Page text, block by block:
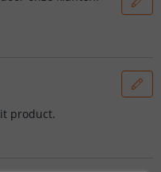
product.